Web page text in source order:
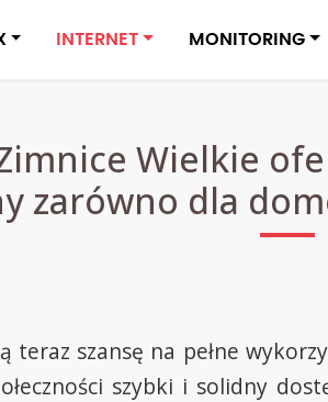
INTERNET MONITORING
Wielkie
zarówno dla
teraz szansę na pełne
szybki i solidny